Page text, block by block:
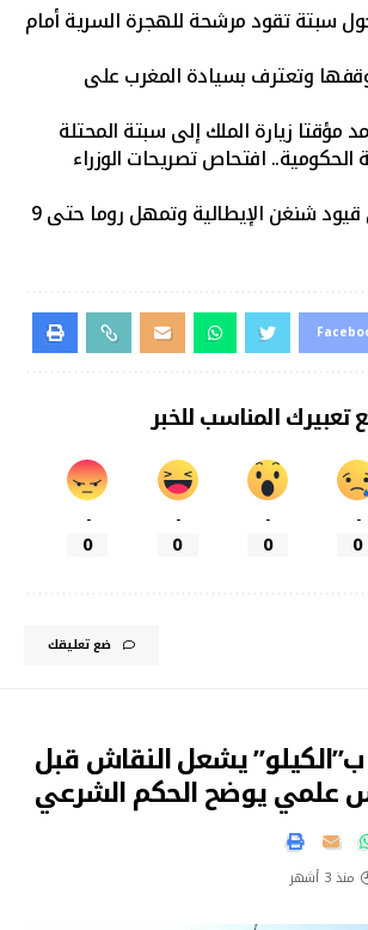
سبتة تقود مرشحة للهجرة السرية أمام
وتعترف بسيادة المغرب على
مؤقتا زيارة الملك إلى سبتة المحتلة
الحكومية.. افتحاص تصريحات الوزراء
مدريد تحتج على قيود شنغن الإيطالية وتمهل روما حتى 9
تعبيرك المناسب للخبر
-
0
-
0
-
0
-
0
ضع تعليقك
يشعل النقاش قبل
علمي يوضح الحكم الشرعي
منذ 3 أشهر